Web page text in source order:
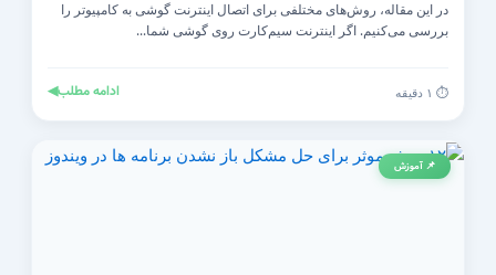
در این مقاله، روش‌های مختلفی برای اتصال اینترنت گوشی به کامپیوتر را
بررسی می‌کنیم. اگر اینترنت سیم‌کارت روی گوشی شما...
⏱️ ۱ دقیقه ادامه مطلب◀
📌 آموزش